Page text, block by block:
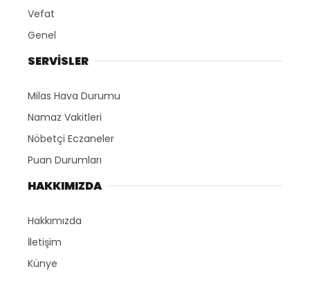
Vefat
Genel
SERVİSLER
Milas Hava Durumu
Namaz Vakitleri
Nöbetçi Eczaneler
Puan Durumları
HAKKIMIZDA
Hakkımızda
İletişim
Künye